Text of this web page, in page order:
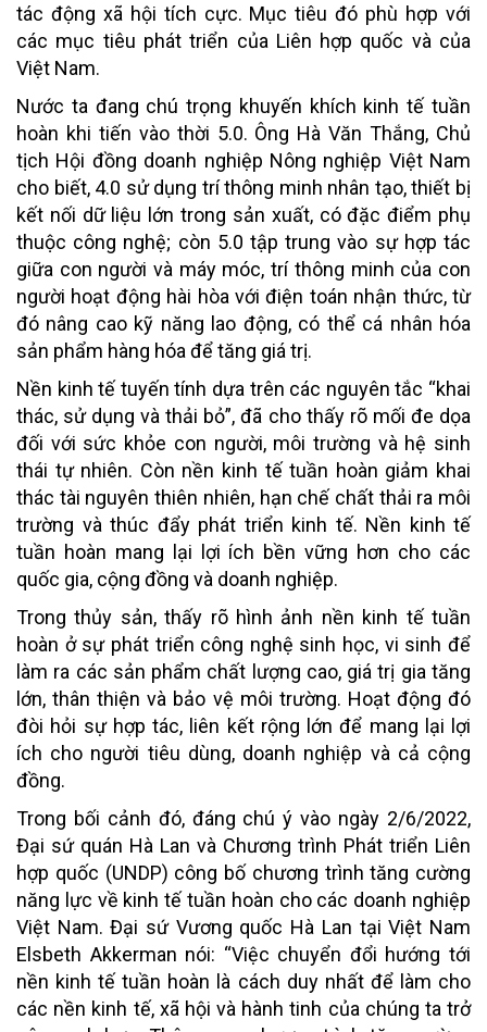
tác động xã hội tích cực. Mục tiêu đó phù hợp với
các mục tiêu phát triển của Liên hợp quốc và của
Việt Nam.
Nước ta đang chú trọng khuyến khích kinh tế tuần
hoàn khi tiến vào thời 5.0. Ông Hà Văn Thắng, Chủ
tịch Hội đồng doanh nghiệp Nông nghiệp Việt Nam
cho biết, 4.0 sử dụng trí thông minh nhân tạo, thiết bị
kết nối dữ liệu lớn trong sản xuất, có đặc điểm phụ
thuộc công nghệ; còn 5.0 tập trung vào sự hợp tác
giữa con người và máy móc, trí thông minh của con
người hoạt động hài hòa với điện toán nhận thức, từ
đó nâng cao kỹ năng lao động, có thể cá nhân hóa
sản phẩm hàng hóa để tăng giá trị.
Nền kinh tế tuyến tính dựa trên các nguyên tắc “khai
thác, sử dụng và thải bỏ”, đã cho thấy rõ mối đe dọa
đối với sức khỏe con người, môi trường và hệ sinh
thái tự nhiên. Còn nền kinh tế tuần hoàn giảm khai
thác tài nguyên thiên nhiên, hạn chế chất thải ra môi
trường và thúc đẩy phát triển kinh tế. Nền kinh tế
tuần hoàn mang lại lợi ích bền vững hơn cho các
quốc gia, cộng đồng và doanh nghiệp.
Trong thủy sản, thấy rõ hình ảnh nền kinh tế tuần
hoàn ở sự phát triển công nghệ sinh học, vi sinh để
làm ra các sản phẩm chất lượng cao, giá trị gia tăng
lớn, thân thiện và bảo vệ môi trường. Hoạt động đó
đòi hỏi sự hợp tác, liên kết rộng lớn để mang lại lợi
ích cho người tiêu dùng, doanh nghiệp và cả cộng
đồng.
Trong bối cảnh đó, đáng chú ý vào ngày 2/6/2022,
Đại sứ quán Hà Lan và Chương trình Phát triển Liên
hợp quốc (UNDP) công bố chương trình tăng cường
năng lực về kinh tế tuần hoàn cho các doanh nghiệp
Việt Nam. Đại sứ Vương quốc Hà Lan tại Việt Nam
Elsbeth Akkerman nói: “Việc chuyển đổi hướng tới
nền kinh tế tuần hoàn là cách duy nhất để làm cho
các nền kinh tế, xã hội và hành tinh của chúng ta trở